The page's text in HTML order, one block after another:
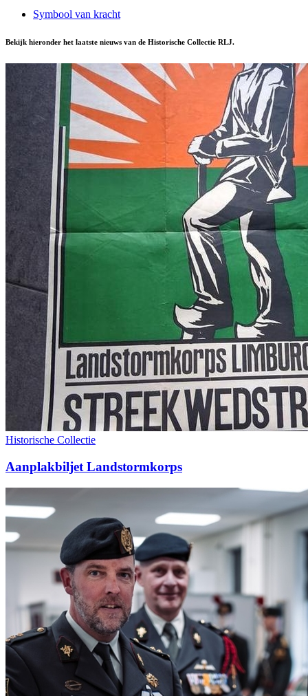
Symbool van kracht
Bekijk hieronder het laatste nieuws van de Historische Collectie RLJ.
Historische Collectie
Aanplakbiljet Landstormkorps